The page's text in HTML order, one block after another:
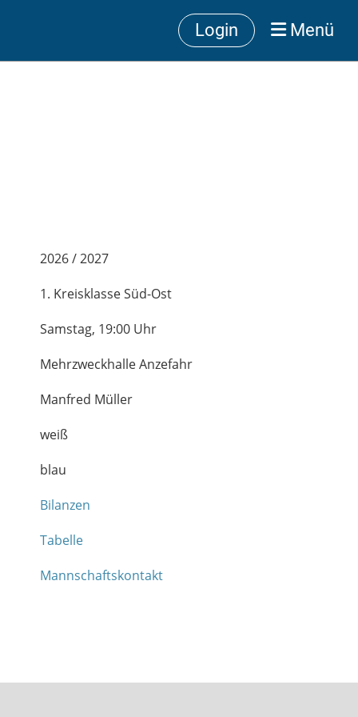
Login Menü
2026 / 2027
1. Kreisklasse Süd-Ost
Samstag, 19:00 Uhr
Mehrzweckhalle Anzefahr
Manfred Müller
weiß
blau
Bilanzen
Tabelle
Mannschaftskontakt